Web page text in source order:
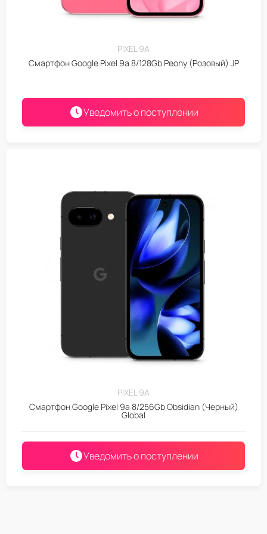
PIXEL 9A
Смартфон Google Pixel 9a 8/128Gb Peony (Розовый) JP
Уведомить о поступлении
PIXEL 9A
Смартфон Google Pixel 9a 8/256Gb Obsidian (Черный)
Global
Уведомить о поступлении